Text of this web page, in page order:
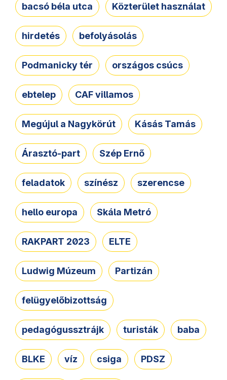
bacsó béla utca Közterület használat
hirdetés befolyásolás
Podmanicky tér országos csúcs
ebtelep CAF villamos
Megújul a Nagykörút Kásás Tamás
Árasztó-part Szép Ernő
feladatok színész szerencse
hello europa Skála Metró
RAKPART 2023 ELTE
Ludwig Múzeum Partizán
felügyelőbizottság
pedagógussztrájk turisták baba
BLKE víz csiga PDSZ